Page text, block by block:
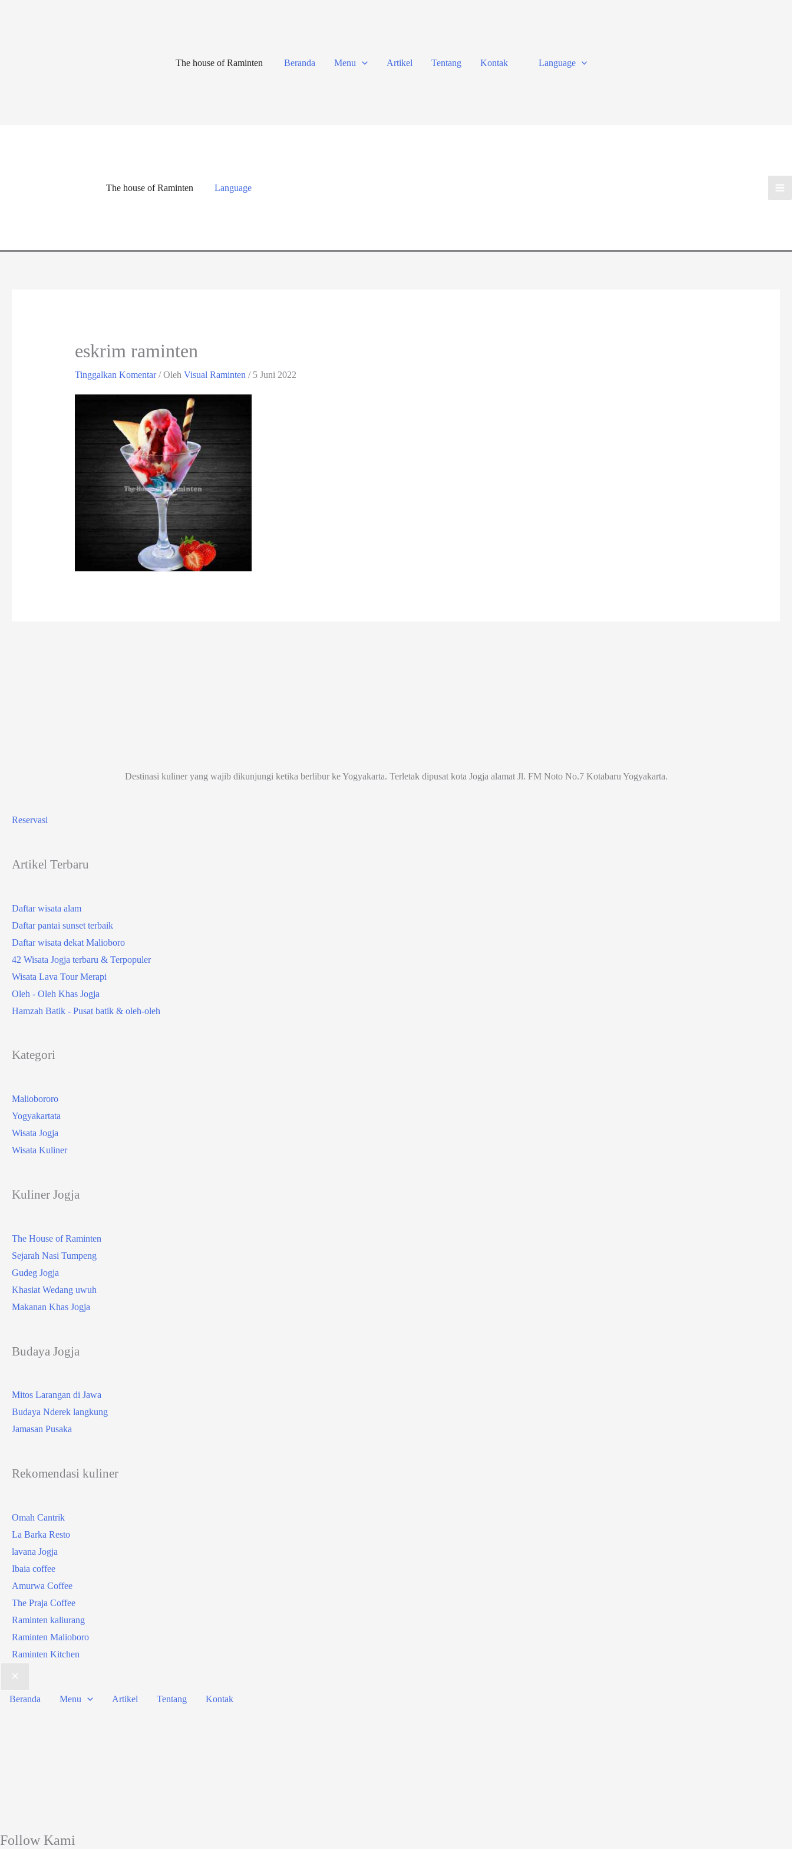
The house of Raminten Beranda Menu Artikel Tentang Kontak Language
The house of Raminten Language
eskrim raminten
Tinggalkan Komentar / Oleh Visual Raminten / 5 Juni 2022
Destinasi kuliner yang wajib dikunjungi ketika berlibur ke Yogyakarta. Terletak dipusat kota Jogja alamat Jl. FM Noto No.7 Kotabaru Yogyakarta.
Reservasi
Artikel Terbaru
Daftar wisata alam
Daftar pantai sunset terbaik
Daftar wisata dekat Malioboro
42 Wisata Jogja terbaru & Terpopuler
Wisata Lava Tour Merapi
Oleh - Oleh Khas Jogja
Hamzah Batik - Pusat batik & oleh-oleh
Kategori
Maliobororo
Yogyakartata
Wisata Jogja
Wisata Kuliner
Kuliner Jogja
The House of Raminten
Sejarah Nasi Tumpeng
Gudeg Jogja
Khasiat Wedang uwuh
Makanan Khas Jogja
Budaya Jogja
Mitos Larangan di Jawa
Budaya Nderek langkung
Jamasan Pusaka
Rekomendasi kuliner
Omah Cantrik
La Barka Resto
lavana Jogja
Ibaia coffee
Amurwa Coffee
The Praja Coffee
Raminten kaliurang
Raminten Malioboro
Raminten Kitchen
Beranda Menu Artikel Tentang Kontak
Follow Kami